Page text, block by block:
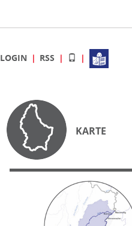
LOGIN RSS
KARTE